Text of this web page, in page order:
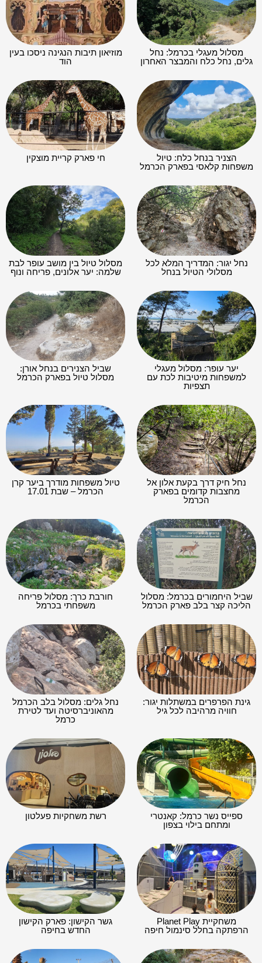
מסלול מעגלי בכרמל: נחל
גלים, נחל כלח והמבצר האחרון
מוזיאון תיבות הנגינה ניסכו בעין
הוד
הצניר בנחל כלח: טיול
משפחות קלאסי בפארק הכרמל
חי פארק קריית מוצקין
נחל יגור: המדריך המלא לכל
מסלולי הטיול בנחל
מסלול טיול בין מושב עופר לבת
שלמה: יער אלונים, פריחה ונוף
יער עופר: מסלול מעגלי
למשפחות מיטיבות לכת עם
תצפיות
שביל הצנירים בנחל אורן:
מסלול טיול בפארק הכרמל
נחל חיק דרך בקעת אלון אל
מחצבות קדומים בפארק
הכרמל
טיול משפחות מודרך ביער קרן
הכרמל – שבת 17.01
שביל היחמורים בכרמל: מסלול
הליכה קצר בלב פארק הכרמל
חורבת כרך: מסלול פריחה
משפחתי בכרמל
גינת הפרפרים במשתלות יגור:
חוויה מרהיבה לכל גיל
נחל גלים: מסלול בלב הכרמל
מהאוניברסיטה ועד לטירת
כרמל
ספייס נשר כרמל: קאנטרי
ומתחם בילוי בצפון
רשת משחקיות פעלטון
משחקיית Planet Play
הרפתקה בחלל סינמול חיפה
גשר הקישון: פארק הקישון
החדש בחיפה